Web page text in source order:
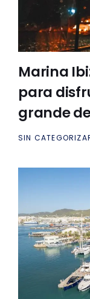
Marina
para
grande
SIN